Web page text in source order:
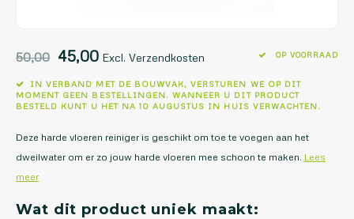
50,00 45,00 Excl. Verzendkosten OP VOORRAAD
IN VERBAND MET DE BOUWVAK, VERSTUREN WE OP DIT
MOMENT GEEN BESTELLINGEN. WANNEER U DIT PRODUCT
BESTELD KUNT U HET NA 10 AUGUSTUS IN HUIS VERWACHTEN.
Deze harde vloeren reiniger is geschikt om toe te voegen aan het
dweilwater om er zo jouw harde vloeren mee schoon te maken. Lees
meer
Wat dit product uniek maakt: